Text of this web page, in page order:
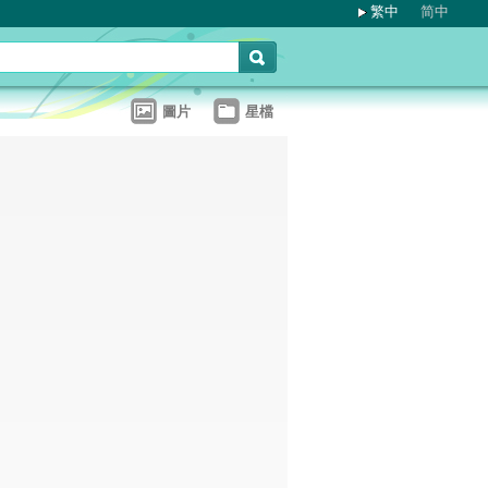
繁中 简中
圖片 星檔